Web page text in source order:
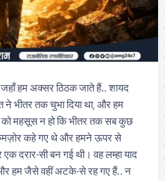
हम अक्सर ठिठक जाते हैं.. शायद
ने भीतर तक चुभा दिया था, और हम
को महसूस न हो कि भीतर तक सब कुछ
कहे गए थे और हमने ऊपर से
दरार-सी बन गई थी। वह लम्हा याद
हम जैसे वहीं अटके-से रह गए हैं.. न